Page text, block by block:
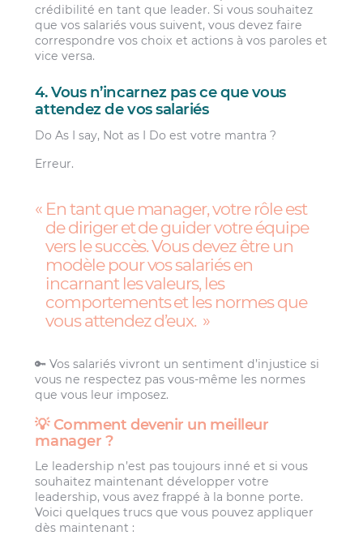
crédibilité en tant que leader. Si vous souhaitez
que vos salariés vous suivent, vous devez faire
correspondre vos choix et actions à vos paroles et
vice versa.
4. Vous n’incarnez pas ce que vous
attendez de vos salariés
Do As I say, Not as I Do est votre mantra ?
Erreur.
En tant que manager, votre rôle est
de diriger et de guider votre équipe
vers le succès. Vous devez être un
modèle pour vos salariés en
incarnant les valeurs, les
comportements et les normes que
vous attendez d’eux.
🔑 Vos salariés vivront un sentiment d’injustice si
vous ne respectez pas vous-même les normes
que vous leur imposez.
💡 Comment devenir un meilleur
manager ?
Le leadership n’est pas toujours inné et si vous
souhaitez maintenant développer votre
leadership, vous avez frappé à la bonne porte.
Voici quelques trucs que vous pouvez appliquer
dès maintenant :